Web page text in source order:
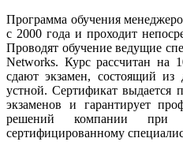
Программа обучения
с 2000 года и проходит
Проводят обучение ведущие
Networks. Курс рассчитан на
сдают экзамен, состоящий
устной. Сертификат выдается
экзаменов и гарантирует
решений компании при
сертифицированному